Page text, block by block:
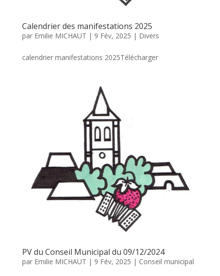
Calendrier des manifestations 2025
par Emilie MICHAUT | 9 Fév, 2025 | Divers
calendrier manifestations 2025Télécharger
PV du Conseil Municipal du 09/12/2024
par Emilie MICHAUT | 9 Fév, 2025 | Conseil municipal